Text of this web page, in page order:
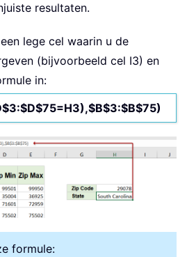
resultaten.
lege cel waarin u de
(bijvoorbeeld cel I3) en
in:
formule: